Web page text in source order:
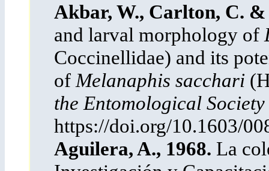
Akbar, W., Carlton, C. &
and larval morphology of
Coccinellidae) and its
of Melanaphis sacchari
the Entomological
https://doi.org/10.1603/
Aguilera, A., 1968. La